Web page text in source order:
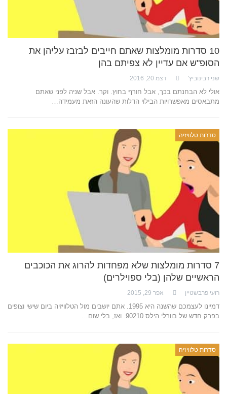
10 סדרות מומלצות שאתם חייבים לבזבז עליהן את
הסופ"ש אם עדיין לא צפיתם בהן
שני רבינוביץ' דצמ 20, 2016
אולי לא הבחנתם בכך, אבל חורף בחוץ. וקר. אבל שניה לפני שאתם
מתבאסים מאפשרויות הבילוי הדלות שהעונה הזאת מעמידה…
סדרות טלוויזיה
7 סדרות מומלצות שלא מפחדות להרוג את הכוכבים
הראשיים שלהן (בלי ספוילרים)
רועי פרבשטיין אפר 29, 2015
דמיינו לעצמכם שהשנה היא 1995. אתם יושבים מול הטלוויזיה ביום שישי וצופים
בפרק חדש של בוורלי הילס 90210. ואז, בלי שום…
סדרות טלוויזיה